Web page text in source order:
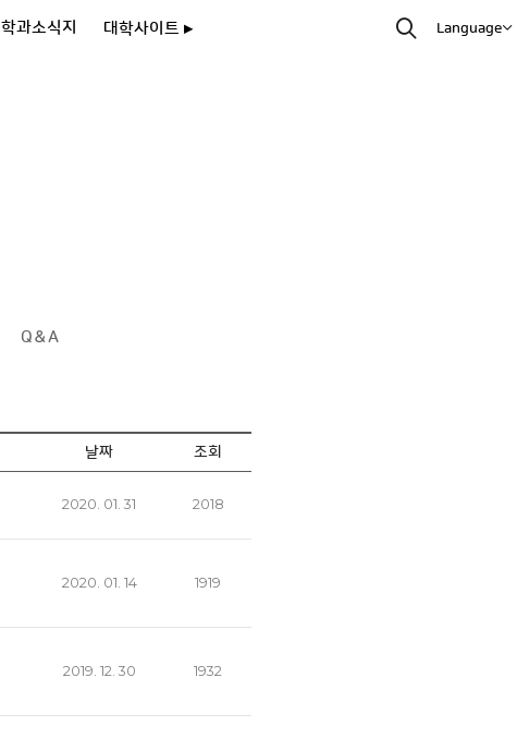
학과소식지 대학사이트 ▸ Language
Q＆A
날짜 조회
2020. 01. 31 2018
2020. 01. 14 1919
2019. 12. 30 1932